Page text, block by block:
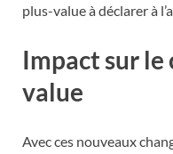
plus-value à déclarer à
Impact sur le
value
Avec ces nouveaux